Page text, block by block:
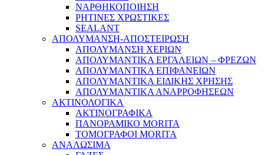
ΝΑΡΘΗΚΟΠΟΙΗΣΗ
ΡΗΤΙΝΕΣ ΧΡΩΣΤΙΚΕΣ
SEALANT
ΑΠΟΛΥΜΑΝΣΗ-ΑΠΟΣΤΕΙΡΩΣΗ
ΑΠΟΛΥΜΑΝΣΗ ΧΕΡΙΩΝ
ΑΠΟΛΥΜΑΝΤΙΚΑ ΕΡΓΑΛΕΙΩΝ – ΦΡΕΖΩΝ
ΑΠΟΛΥΜΑΝΤΙΚΑ ΕΠΙΦΑΝΕΙΩΝ
ΑΠΟΛΥΜΑΝΤΙΚΑ ΕΙΔΙΚΗΣ ΧΡΗΣΗΣ
ΑΠΟΛΥΜΑΝΤΙΚΑ ΑΝΑΡΡΟΦΗΣΕΩΝ
ΑΚΤΙΝΟΛΟΓΙΚΑ
ΑΚΤΙΝΟΓΡΑΦΙΚΑ
ΠΑΝΟΡΑΜΙΚΟ MORITA
ΤΟΜΟΓΡΑΦΟΙ MORITA
ΑΝΑΛΩΣΙΜΑ